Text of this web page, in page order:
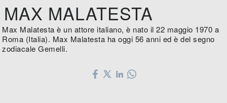
MAX MALATESTA
Max Malatesta è un attore italiano, è nato il 22 maggio 1970 a
Roma (Italia). Max Malatesta ha oggi 56 anni ed è del segno
zodiacale Gemelli.